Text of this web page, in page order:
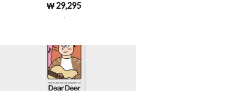
5 중에서
로 평
₩29,295